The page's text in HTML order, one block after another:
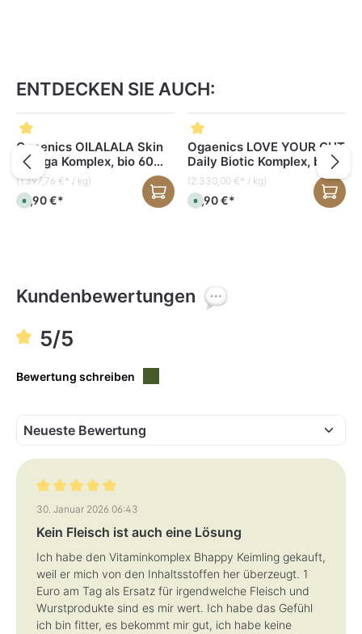
ENTDECKEN SIE AUCH:
Produktgalerie überspringen
Ogaenics OILALALA Skin
Omega Komplex, bio 60
Kapseln
(1.397,76 €* / kg)
S
o
f
ü
a
r
,
e
f
e
i
1
49,90 €*
Ogaenics LOVE YOUR GUT
Daily Biotic Komplex, bio
60 Kapseln
(2.330,00 €* / kg)
S
o
69,90 €*
Kundenbewertungen
5/5
Bewertung schreiben
Bewertung mit 5 von 5 Sternen
30. Januar 2026 06:43
Kein Fleisch ist auch eine Lösung
Ich habe den Vitaminkomplex Bhappy Keimling gekauft,
weil er mich von den Inhaltsstoffen her überzeugt. 1
Euro am Tag als Ersatz für irgendwelche Fleisch und
Wurstprodukte sind es mir wert. Ich habe das Gefühl
ich bin fitter, es bekommt mir gut, ich habe keine